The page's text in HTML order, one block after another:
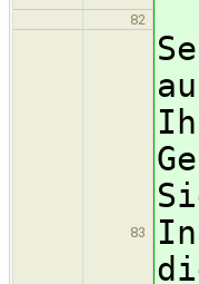
82
83